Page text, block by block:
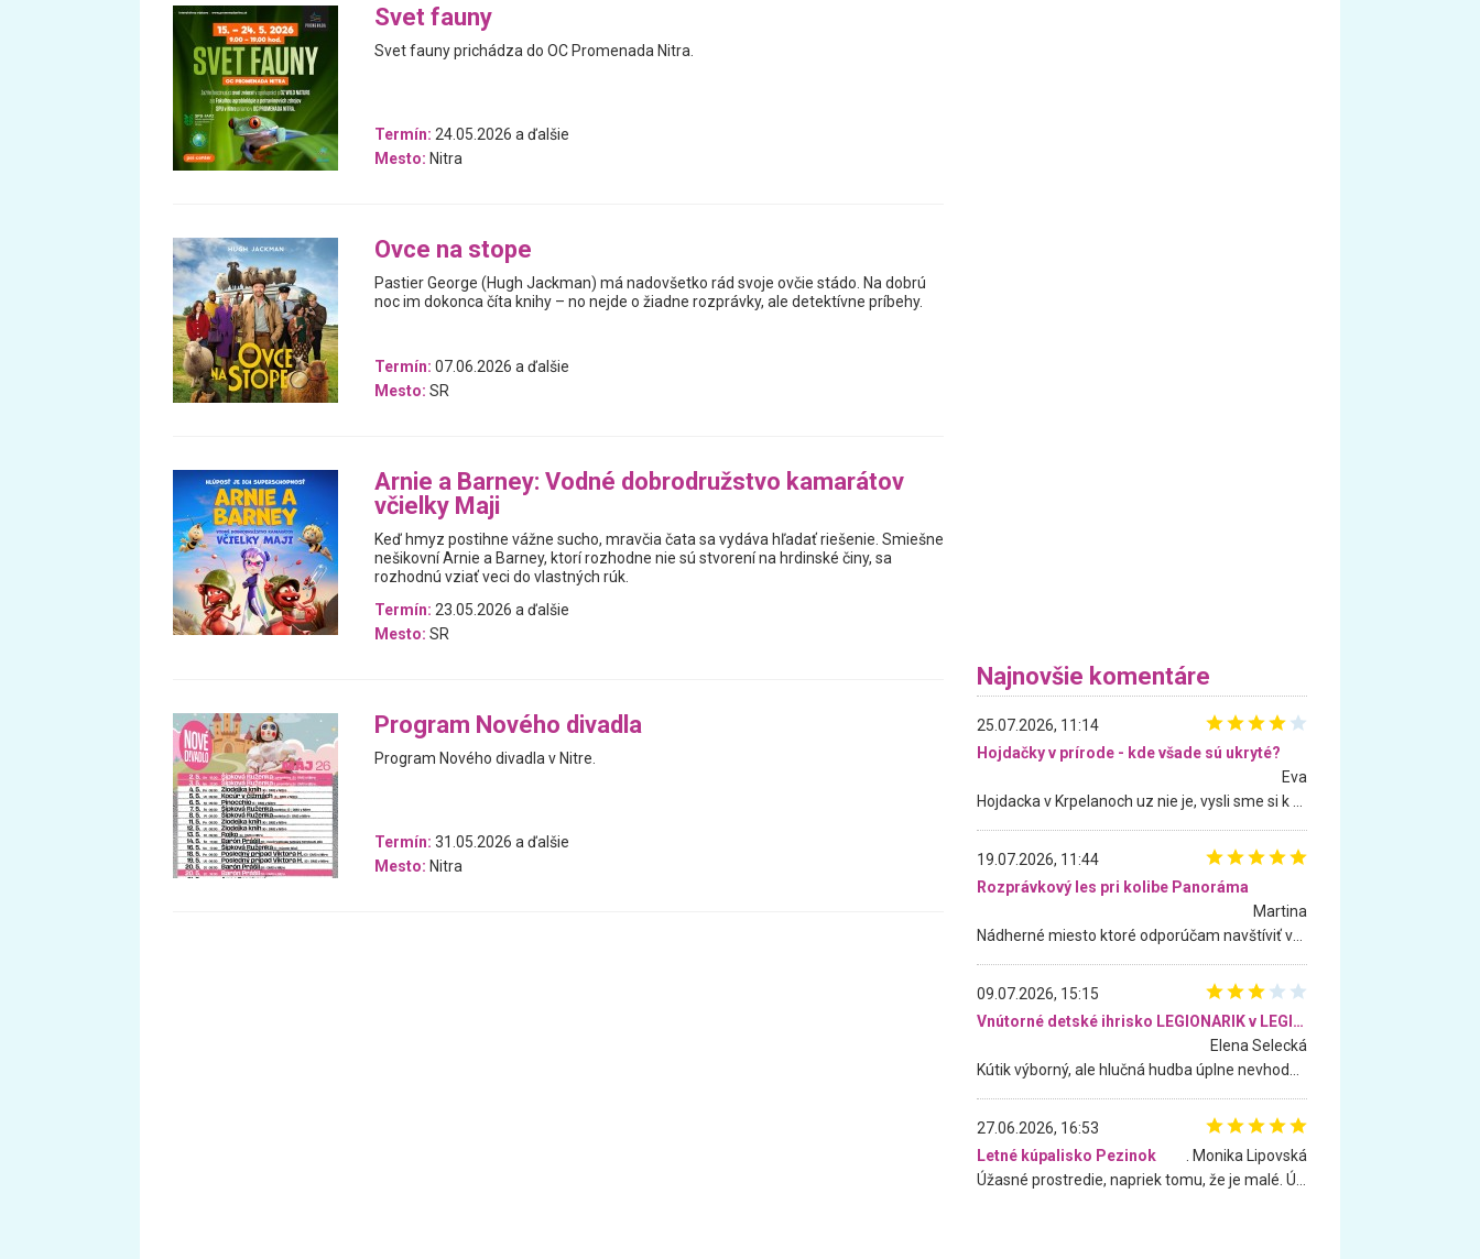
Svet fauny
Svet fauny prichádza do OC Promenada Nitra.
Termín: 24.05.2026 a ďalšie
Mesto: Nitra
Ovce na stope
Pastier George (Hugh Jackman) má nadovšetko rád svoje ovčie stádo. Na dobrú
noc im dokonca číta knihy – no nejde o žiadne rozprávky, ale detektívne príbehy.
Termín: 07.06.2026 a ďalšie
Mesto: SR
Arnie a Barney: Vodné dobrodružstvo kamarátov
včielky Maji
Keď hmyz postihne vážne sucho, mravčia čata sa vydáva hľadať riešenie. Smiešne
nešikovní Arnie a Barney, ktorí rozhodne nie sú stvorení na hrdinské činy, sa
rozhodnú vziať veci do vlastných rúk.
Termín: 23.05.2026 a ďalšie
Mesto: SR
Program Nového divadla
Program Nového divadla v Nitre.
Termín: 31.05.2026 a ďalšie
Mesto: Nitra
Najnovšie komentáre
25.07.2026, 11:14
Hojdačky v prírode - kde všade sú ukryté?
Eva
19.07.2026, 11:44
Rozprávkový les pri kolibe Panoráma
Martina
09.07.2026, 15:15
Vnútorné detské ihrisko LEGIONARIK v LEGIA Fitness
Elena Selecká
27.06.2026, 16:53
Letné kúpalisko Pezinok
. Monika Lipovská